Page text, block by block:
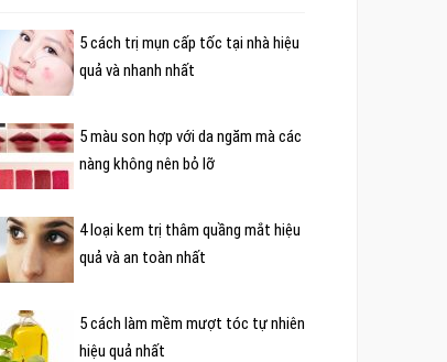
5 cách trị mụn cấp tốc tại nhà hiệu
quả và nhanh nhất
5 màu son hợp với da ngăm mà các
nàng không nên bỏ lỡ
4 loại kem trị thâm quầng mắt hiệu
quả và an toàn nhất
5 cách làm mềm mượt tóc tự nhiên
hiệu quả nhất